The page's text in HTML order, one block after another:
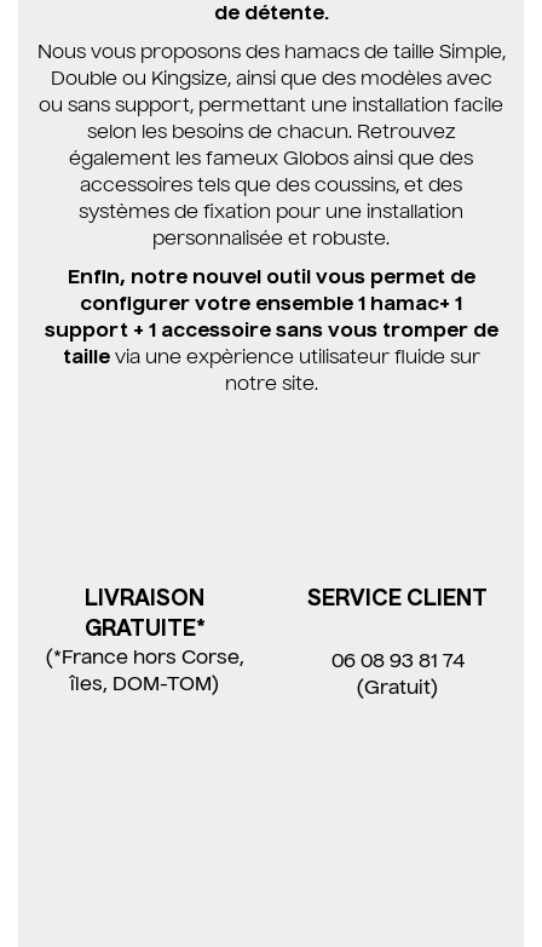
de détente.
Nous vous proposons des hamacs de taille Simple,
Double ou Kingsize, ainsi que des modèles avec
ou sans support, permettant une installation facile
selon les besoins de chacun. Retrouvez
également les fameux Globos ainsi que des
accessoires tels que des coussins, et des
systèmes de fixation pour une installation
personnalisée et robuste.
Enfin, notre nouvel outil vous permet de
configurer votre ensemble 1 hamac+ 1
support + 1 accessoire sans vous tromper de
taille via une expèrience utilisateur fluide sur
notre site.
LIVRAISON
GRATUITE*
(*France hors Corse,
îles, DOM-TOM)
SERVICE CLIENT
06 08 93 81 74
(Gratuit)